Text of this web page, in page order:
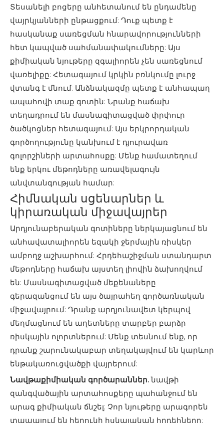
Տեսանելի բոցերը անհետանում են ընդամենը
վայրկյանների ընթացքում: Դուք պետք է
հասկանաք սառեցման հնարավորությունների
հետ կապված սահմանափակումները: Այս
քիմիական նյութերը զգալիորեն չեն սառեցնում
վառելիքը: Հետագայում կրկին բռնկումը լուրջ
վտանգ է մնում: Անձնակազմը պետք է անհապաղ
ապահովի տաք գոտին: Նրանք հաճախ
տեղադրում են մասնագիտացված փրփուր
ծածկոցներ հետագայում: Այս երկրորդական
գործողությունը կանխում է դյուրավառ
գոլորշիների արտահոսքը: Մենք համատեղում
ենք երկու մեթոդները առավելագույն
անվտանգության համար:
Հիմնական սցենարներ և
կիրառական միջավայրեր
Արդյունաբերական գոտիները ներկայացնում են
անհավատալիորեն եզակի ջերմային ռիսկեր
ամբողջ աշխարհում: Հրդեհաշիջման ստանդարտ
մեթոդները հաճախ այստեղ լիովին ձախողվում
են: Մասնագիտացված մեքենաները
գերազանցում են այս ծայրահեղ գործառնական
միջավայրում: Դրանք արդյունավետ կերպով
մեղմացնում են աղետները տարբեր բարձր
ռիսկային ոլորտներում: Մենք տեսնում ենք, որ
դրանք շարունակաբար տեղակայվում են կարևոր
ենթակառուցվածքի վայրերում:
Նավթաքիմիական գործարաններ.նավթի
զանգվածային արտահոսքերը պահանջում են
արագ քիմիական ճնշել: Չոր նյութերը արագորեն
տապալում են հեղուկի հսկայական հրդեհները: